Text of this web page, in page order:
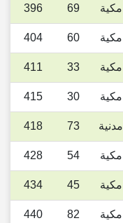
مكية 69
396
مكية 60
404
مكية 33
411
مكية 30
415
مدنية 73
418
مكية 54
428
مكية 45
434
مكية 82
440